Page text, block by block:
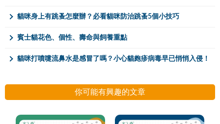
貓咪身上有跳蚤怎麼辦？必看貓咪防治跳蚤5個小技巧
賓士貓花色、個性、壽命與飼養重點
貓咪打噴嚏流鼻水是感冒了嗎？小心貓皰疹病毒早已悄悄入侵！
你可能有興趣的文章